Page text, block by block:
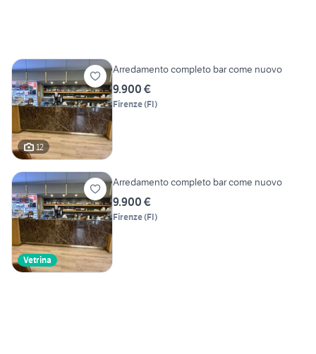
12
Arredamento completo bar come nuovo
9.900 €
Firenze(FI)
Vetrina
Arredamento completo bar come nuovo
9.900 €
Firenze(FI)